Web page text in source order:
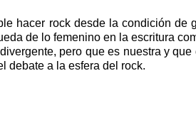
hacer rock desde la condición de
de lo femenino en la escritura
pero que es nuestra y
debate a la esfera del rock.